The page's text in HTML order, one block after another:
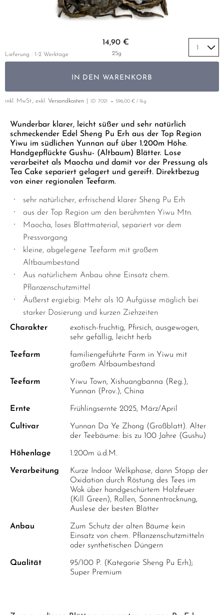
EMPFEHLUNGEN
GELBER TEE
SETS & GIFTS
PHOENIX DANCONG
ZHANGPING SHUI XIAN
JAPAN
THAILAND
EMPFEHLUNGEN
SETS & GIFTS
TÜRKEI
EMPFEHLUNGEN
SETS & GIFTS
NACH SORTE
MATE TEE
SELTENE INCENCES
Wunderbar klarer, leicht süßer und sehr natürlich
schmeckender Edel Sheng Pu Erh aus der Top Region
Yiwu im südlichen Yunnan auf über 1.200m Höhe.
Handgepflückte Gushu- (Altbaum) Blätter. Lose
verarbeitet als Maocha und damit vor der Pressung als
Tea Cake separiert gelagert und gereift. Direktbezug
von einer regionalen Teefarm.
sehr natürlicher, erfrischend klarer Sheng Pu Erh
aus der Top Region um den berühmten Yiwu Mtn.
Maocha, loses Blattmaterial, separiert vor dem
Pressvorgang
kleine, abgelegene Teefarm mit großem
Altbaumbestand
Aus natürlichem Anbau ohne Einsatz chem.
Pflanzenschutzmittel
Äußerst ergiebig: Mehr als 10 Aufgüsse möglich bei
starker Dosierung und kurzen Ziehzeiten
Charakter
exotisch-fruchtig, Pfirsich, ausgewogen,
sehr gefällig, leicht herb
Teefarm
familiengeführte Farm in Yiwu mit
großem Altbaumbestand
Teefarm
Yiwu Town, Xishuangbanna (Reg.),
Yunnan (Prov.), China
Ernte Frühlingsernte 2025, März/April
Cultivar
Yunnan Da Ye Zhong (Großblatt). Alter
der Teebäume: bis zu 100 Jahre (Gushu)
Höhenlage 1.200m ü.d.M.
Verarbeitung
Kurze Indoor Welkphase, dann Stopp der
Oxidation durch Röstung des Tees im
Wok über handgeschürtem Holzfeuer
(Kill Green), Rollen, Sonnentrocknung,
Auslese der besten Blätter
Anbau
Zum Schutz der alten Bäume kein
Einsatz von chem. Pflanzenschutzmitteln
oder synthetischen Düngern
Qualität
95/100 P. (Kategorie Sheng Pu Erh);
Super Premium
14,90 €
25g
IN DEN WARENKORB
Lieferung : 1-2 Werktage
inkl. MwSt., exkl. Versandkosten ID 7021 596,00 € / 1kg